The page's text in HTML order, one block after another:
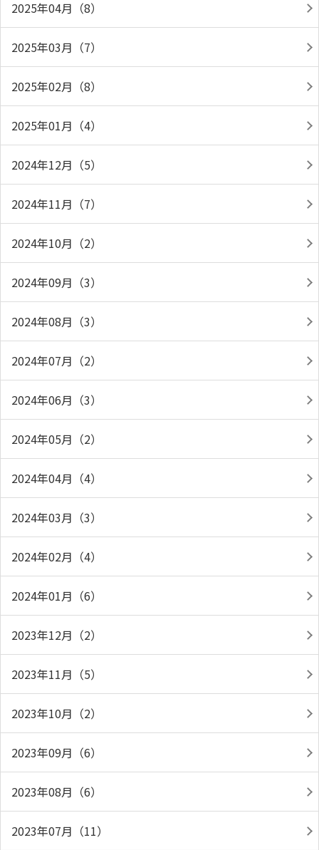
2025年04月（8）
2025年03月（7）
2025年02月（8）
2025年01月（4）
2024年12月（5）
2024年11月（7）
2024年10月（2）
2024年09月（3）
2024年08月（3）
2024年07月（2）
2024年06月（3）
2024年05月（2）
2024年04月（4）
2024年03月（3）
2024年02月（4）
2024年01月（6）
2023年12月（2）
2023年11月（5）
2023年10月（2）
2023年09月（6）
2023年08月（6）
2023年07月（11）